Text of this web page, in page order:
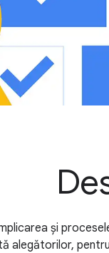
și
alegătorilor,